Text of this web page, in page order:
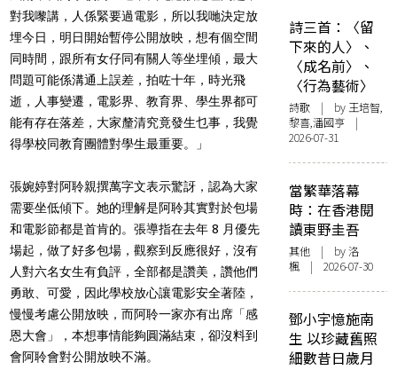
對我嚟講，人係緊要過電影，所以我哋決定放
埋今日，明日開始暫停公開放映，想有個空間
同時間，跟所有女仔同有關人等坐埋傾，最大
問題可能係溝通上誤差，拍咗十年，時光飛
逝，人事變遷，電影界、教育界、學生界都可
能有存在落差，大家釐清究竟發生乜事，我覺
得學校同教育團體對學生最重要。」
張婉婷對阿聆親撰萬字文表示驚訝，認為大家
需要坐低傾下。她的理解是阿聆其實對於包場
和電影節都是首肯的。張導指在去年 8 月優先
場起，做了好多包場，觀察到反應很好，沒有
人對六名女生有負評，全部都是讚美，讚他們
勇敢、可愛，因此學校放心讓電影安全著陸，
慢慢考慮公開放映，而阿聆一家亦有出席「感
恩大會」，本想事情能夠圓滿結束，卻沒料到
會阿聆會對公開放映不滿。
詩三首：〈留
下來的人〉、
〈成名前〉、
〈行為藝術〉
詩歌 | by 王培智,
黎喜,潘國亨 |
2026-07-31
當繁華落幕
時：在香港閱
讀東野圭吾
其他 | by洛
楓 | 2026-07-30
鄧小宇憶施南
生 以珍藏舊照
細數昔日歲月